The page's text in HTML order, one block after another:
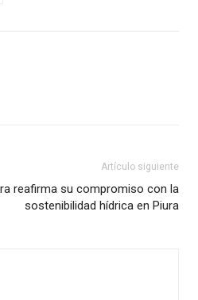
Artículo siguiente
reafirma su compromiso con la
sostenibilidad hídrica en Piura